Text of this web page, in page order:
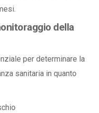
della
per determinare la
sanitaria in quanto